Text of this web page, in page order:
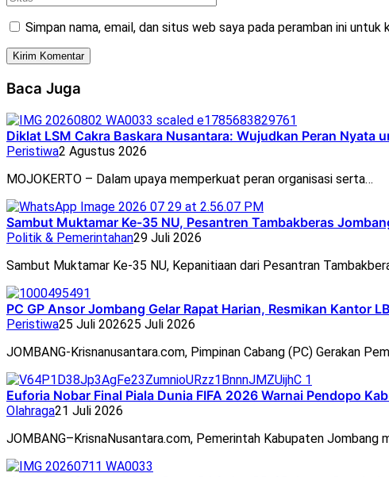
Simpan nama, email, dan situs web saya pada peramban ini untuk
Baca Juga
Diklat LSM Cakra Baskara Nusantara: Wujudkan Peran Nyata
Peristiwa2 Agustus 2026
MOJOKERTO – Dalam upaya memperkuat peran organisasi serta…
Sambut Muktamar Ke-35 NU, Pesantren Tambakberas
Politik & Pemerintahan29 Juli 2026
Sambut Muktamar Ke-35 NU, Kepanitiaan dari Pesantran
PC GP Ansor Jombang Gelar Rapat Harian, Resmikan
Peristiwa25 Juli 202625 Juli 2026
JOMBANG-Krisnanusantara.com, Pimpinan Cabang (PC) Gerakan
Euforia Nobar Final Piala Dunia FIFA 2026 Warnai Pendopo
Olahraga21 Juli 2026
JOMBANG–KrisnaNusantara.com, Pemerintah Kabupaten Jombang